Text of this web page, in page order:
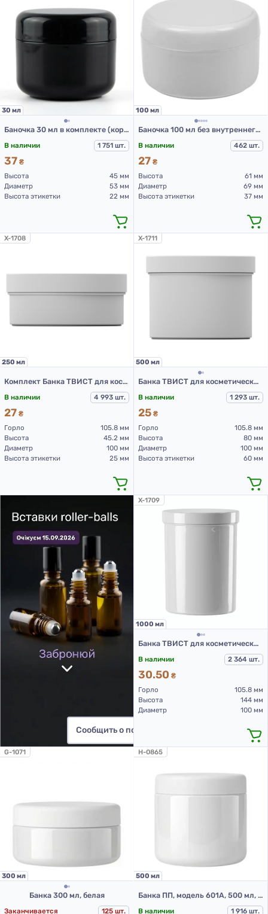
30 мл
Баночка 30 мл в комплекте (корпус, крышка, прокладка) черная
В наличии 1 751 шт.
37 ₴
Высота
45 мм
Диаметр
53 мм
Высота этикетки
22 мм
100 мл
Баночка 100 мл без внутреннего контейнера в комплекте (корпус, крышка, прокладка)
В наличии 462 шт.
27 ₴
Высота
61 мм
Диаметр
69 мм
Высота этикетки
37 мм
X-1708
250 мл
Комплект Банка ТВИСТ для косметических средств, белая, ПП, 0,2 с белой крышкой
В наличии 4 993 шт.
27 ₴
Горло
105.8 мм
Высота
45.2 мм
Диаметр
100 мм
Высота этикетки
25 мм
X-1711
500 мл
Банка ТВИСТ для косметических средств, белая, ПП, 0,5
В наличии 1 293 шт.
25 ₴
Горло
105.8 мм
Высота
80 мм
Диаметр
100 мм
Высота этикетки
60 мм
Сообщить о поступлении
X-1709
1000 мл
Банка ТВИСТ для косметических средств, белая, ПП, 1,0
В наличии 2 364 шт.
30.50 ₴
Горло
105.8 мм
Высота
144 мм
Диаметр
100 мм
G-1071
300 мл
Банка 300 мл, белая
Заканчивается 125 шт.
H-0865
500 мл
Банка ПП, модель 601А, 500 мл, белый
В наличии 1 916 шт.